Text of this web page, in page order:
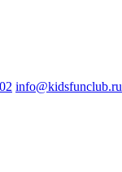
info@kidsfunclub.ru